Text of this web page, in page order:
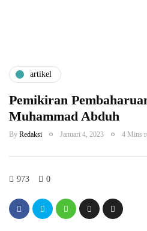
artikel
Pemikiran
Muhammad Abduh
By Redaksi Januari 4, 2023 4 Mins
973 0